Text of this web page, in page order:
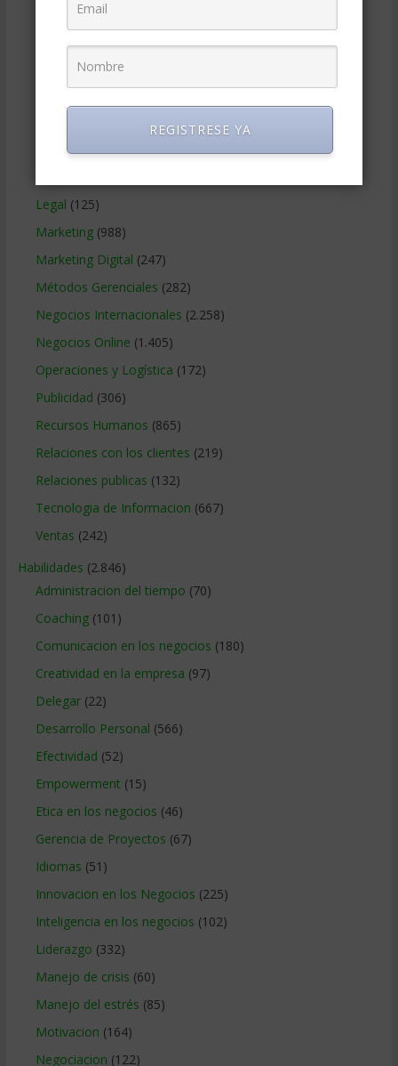
Ciencias Económicas
Educacion Gerencial
Estrategia Empresarial(304)
Finanzas Corporativas(748)
Gerencia social y ambiental(223)
Legal (125)
Marketing(988)
Marketing Digital (247)
Métodos Gerenciales (282)
Negocios Internacionales (2.258)
Negocios Online (1.405)
Operaciones y Logística (172)
Publicidad (306)
Recursos Humanos (865)
Relaciones con los clientes (219)
Relaciones publicas (132)
Tecnologia de Informacion (667)
Ventas (242)
Habilidades (2.846)
Administracion del tiempo (70)
Coaching(101)
Comunicacion en los negocios (180)
Creatividad en la empresa (97)
Delegar(22)
Desarrollo Personal (566)
Efectividad (52)
Empowerment (15)
Etica en los negocios (46)
Gerencia de Proyectos (67)
Idiomas (51)
Innovacion en los Negocios (225)
Inteligencia en los negocios (102)
Liderazgo (332)
Manejo de crisis (60)
Manejo del estrés (85)
Motivacion (164)
Negociacion (122)
REGISTRESE YA